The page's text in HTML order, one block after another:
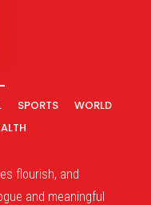
SPORTS
WORLD
flourish, and
and meaningful